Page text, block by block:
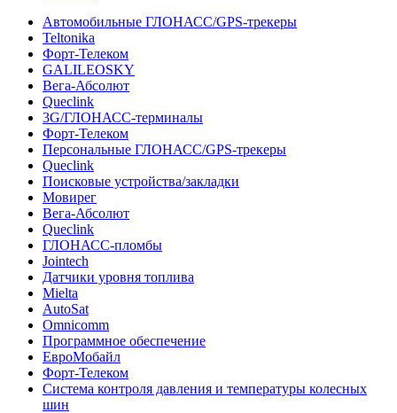
Автомобильные ГЛОНАСС/GPS-трекеры
Teltonika
Форт-Телеком
GALILEOSKY
Вега-Абсолют
Queclink
3G/ГЛОНАСС-терминалы
Форт-Телеком
Персональные ГЛОНАСС/GPS-трекеры
Queclink
Поисковые устройства/закладки
Мовирег
Вега-Абсолют
Queclink
ГЛОНАСС-пломбы
Jointech
Датчики уровня топлива
Mielta
AutoSat
Omnicomm
Программное обеспечение
ЕвроМобайл
Форт-Телеком
Система контроля давления и температуры колесных
шин